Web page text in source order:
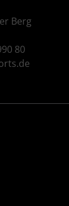
Berg
80